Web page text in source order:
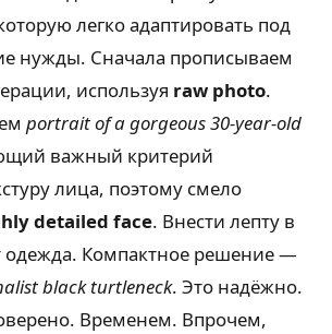
легко адаптировать под
нужды. Сначала прописываем
используя raw photo.
portrait of a gorgeous 30-year-old
важный критерий
лица, поэтому смело
detailed face. Внести лепту в
одежда. Компактное решение —
black turtleneck. Это надёжно.
Временем. Впрочем,